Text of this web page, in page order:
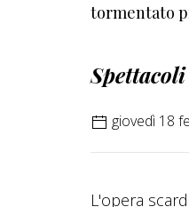
tormentato
Spettacoli
giovedì 18
L'opera